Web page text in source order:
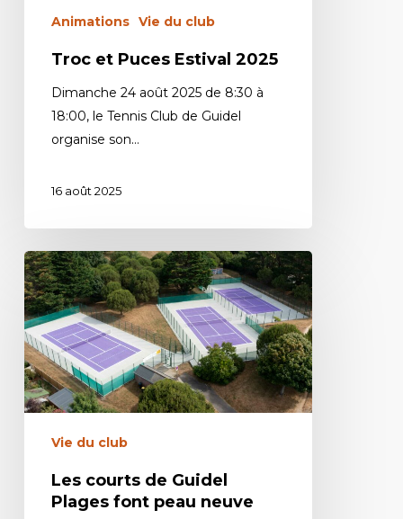
Animations Vie du club
Troc et Puces Estival 2025
Dimanche 24 août 2025 de 8:30 à
18:00, le Tennis Club de Guidel
organise son…
16 août 2025
Vie du club
Les courts de Guidel
Plages font peau neuve